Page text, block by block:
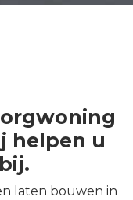
helpen u
laten bouwen in